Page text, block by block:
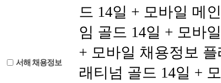
서해 채용정보
드 14일 + 모바일 메
임 골드 14일 + 모바
+ 모바일 채용정보
래티넘 골드 14일 +